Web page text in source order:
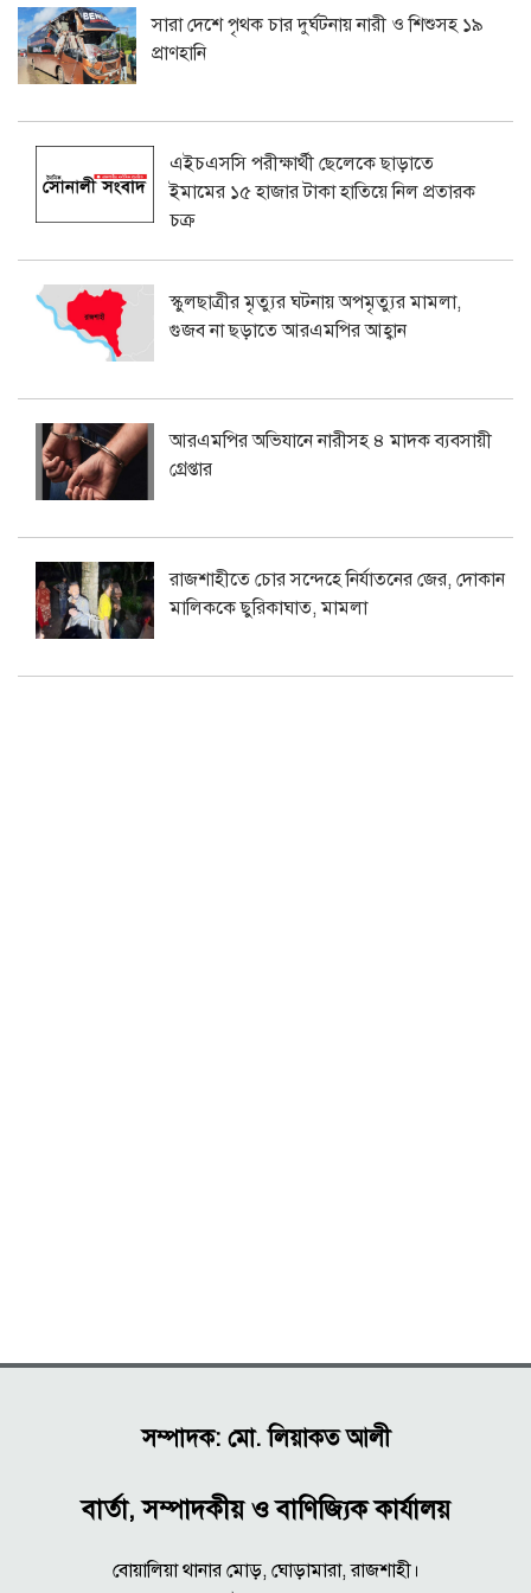
সারা দেশে পৃথক চার দুর্ঘটনায় নারী ও শিশুসহ ১৯
প্রাণহানি
এইচএসসি পরীক্ষার্থী ছেলেকে ছাড়াতে
ইমামের ১৫ হাজার টাকা হাতিয়ে নিল প্রতারক
চক্র
স্কুলছাত্রীর মৃত্যুর ঘটনায় অপমৃত্যুর মামলা,
গুজব না ছড়াতে আরএমপির আহ্বান
আরএমপির অভিযানে নারীসহ ৪ মাদক ব্যবসায়ী
গ্রেপ্তার
রাজশাহীতে চোর সন্দেহে নির্যাতনের জের, দোকান
মালিককে ছুরিকাঘাত, মামলা
সম্পাদক: মো. লিয়াকত আলী
বার্তা, সম্পাদকীয় ও বাণিজ্যিক কার্যালয়
বোয়ালিয়া থানার মোড়, ঘোড়ামারা, রাজশাহী।